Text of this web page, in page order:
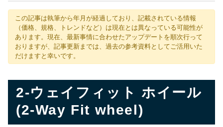
この記事は執筆から年月が経過しており、記載されている情報
（価格、規格、トレンドなど）は現在とは異なっている可能性が
あります。現在、最新事情に合わせたアップデートを順次行って
おりますが、記事更新までは、過去の参考資料としてご活用いた
だけますと幸いです。
2-ウェイフィット ホイール
(2-Way Fit wheel)